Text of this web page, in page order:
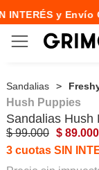
INTERÉS y Envío
Sandalias
Hush Puppies
Sandalias Hush
$ 99.000 $ 89.000
3 cuotas SIN